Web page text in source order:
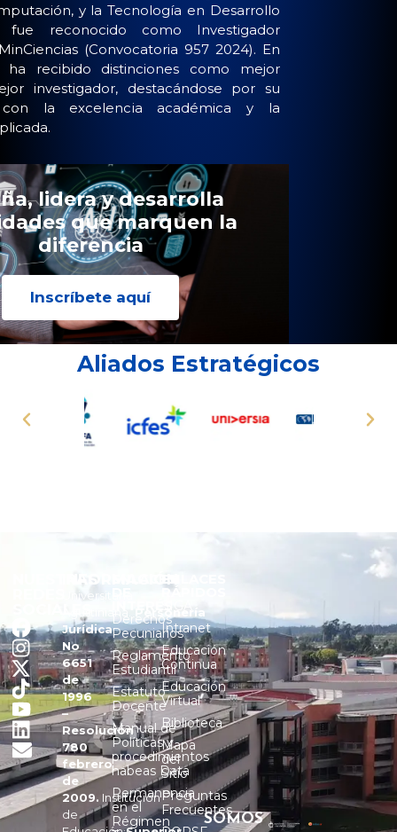
y la Tecnología en Desarrollo
fue reconocido como Investigador
(Convocatoria 957 2024). En
ha recibido distinciones como mejor
investigador, destacándose por su
con la excelencia académica y la
lidera y desarrolla
que marquen la
diferencia
Inscríbete aquí
Aliados Estratégicos
NUESTRASINFORMACIÓN
Universitaria
Personería
Jurídica
No
6651
de
1996
–
Resolución
780
febrero
de
2009. Institución
de
ENLACES
Derechos
Pecuniarios
Reglamento
Estudiantil
Estatuto
Docente
Manual de
Políticas y
procedimientos
habeas Data
Permanencia
en el
Régimen
ENLACES
RÁPIDOS
Intranet
Educación
Continua
Educación
Virtual
Biblioteca
Mapa
del
Sitio
Preguntas
Frecuentes
SOMOS